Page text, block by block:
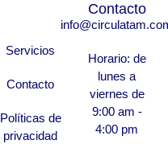
Servicios
Contacto
Políticas de
privacidad
Contacto
Horario: de
lunes a
viernes de
9:00 am -
4:00 pm